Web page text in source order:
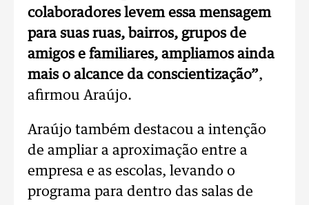
colaboradores levem essa mensagem
para suas ruas, bairros, grupos de
amigos e familiares, ampliamos ainda
mais o alcance da conscientização”,
afirmou Araújo.
Araújo também destacou a intenção
de ampliar a aproximação entre a
empresa e as escolas, levando o
programa para dentro das salas de